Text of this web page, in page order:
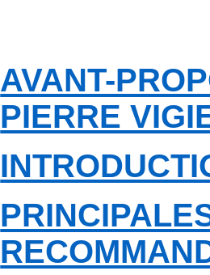
AVANT-
PIERRE